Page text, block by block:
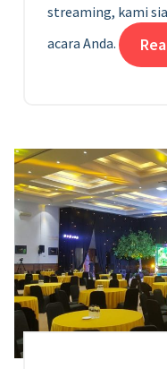
streaming, kami
acara Anda.